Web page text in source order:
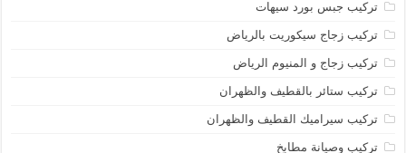
تركيب جبس بورد سيهات
تركيب زجاج سيكوريت بالرياض
تركيب زجاج و المنيوم الرياض
تركيب ستائر بالقطيف والظهران
تركيب سيراميك القطيف والظهران
تركيب وصيانة مطابخ